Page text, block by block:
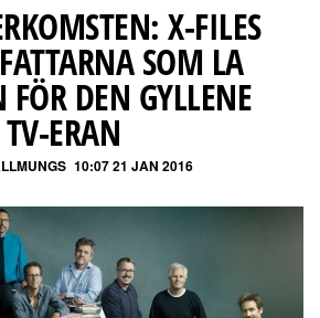
X-FILES
SOM LA
FÖR DEN GYLLENE
TV-ERAN
10:07 21 JAN 2016